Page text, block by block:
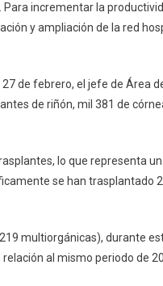
incrementar la
y ampliación de la red
de febrero, el jefe de Área
de riñón, mil 381 de
lo que representa
se han trasplantado
multiorgánicas), durante
al mismo periodo de